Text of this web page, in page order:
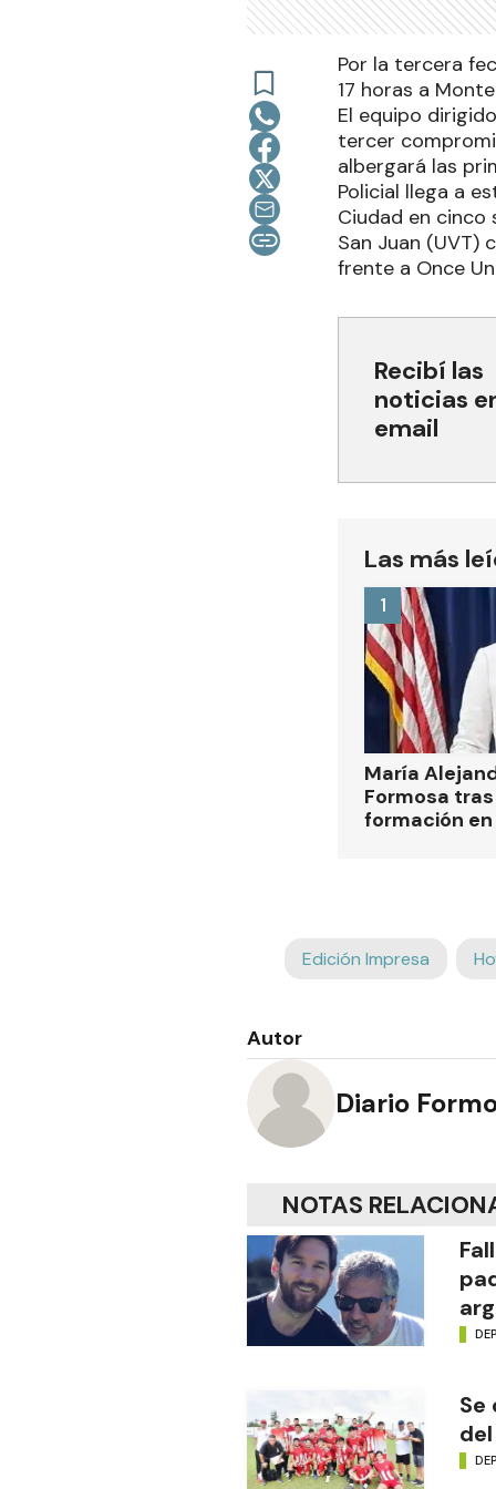
Por la tercera
17 horas a
El equipo
tercer
albergará las
Policial llega a
Ciudad en cinco
San Juan (UVT)
frente a Once
Recibí las
noticias
email
Las más
María
Formosa
formación
1
Edición Impresa
Autor
Diario
NOTAS
Se